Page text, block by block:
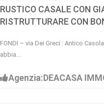
RUSTICO CASALE CON
RISTRUTTURARE CON
FONDI – via Dei Greci : Antico
abbia...
Agenzia:DEACASA